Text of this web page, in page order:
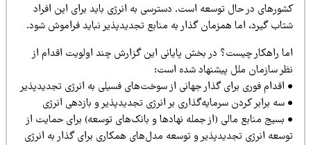
توسعه است. دسترسی به انرژی باید برای این افراد
همزمان گذار به منابع تجدیدپذیر نباید فراموش شود.
در بخش پایانی این گزارش چند اولویت اقدام از
پیشنهاد شده است:
گذار جهانی از سوخت‌های فسیلی به انرژی تجدیدپذیر
سرمایه‌گذاری بر انرژی تجدیدپذیر و بازدهی انرژی
(از جمله نهادها و بانک‌های توسعه) برای حمایت از
و توسعه مدل‌های همکاری برای گذار به انرژی